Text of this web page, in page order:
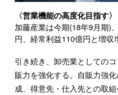
〈営業機能の高度化目指す〉
加藤産業は今期(18年9月期)
円、経常利益110億円と増収
引き続き、卸売業としての
販力を強化する。自販力強
成、得意先・仕入先との取